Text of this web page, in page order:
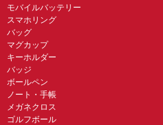
モバイルバッテリー
スマホリング
バッグ
マグカップ
キーホルダー
バッジ
ボールペン
ノート・手帳
メガネクロス
ゴルフボール